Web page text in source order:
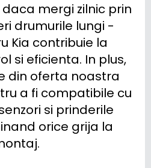
mergi zilnic prin
drumurile lungi -
Kia contribuie la
si eficienta. In plus,
din oferta noastra
a fi compatibile cu
si prinderile
orice grija la